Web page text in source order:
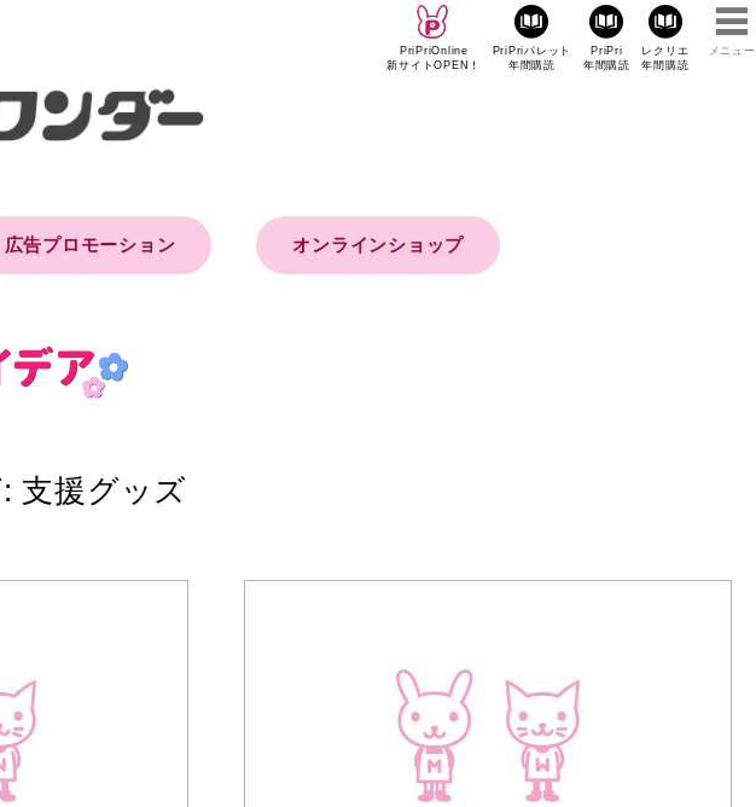
PriPriOnline
新サイトOPEN！
PriPriパレット
年間購読
PriPri
年間購読
レクリエ
年間購読
メニュー
広告プロモーション オンラインショップ
支援グッズ